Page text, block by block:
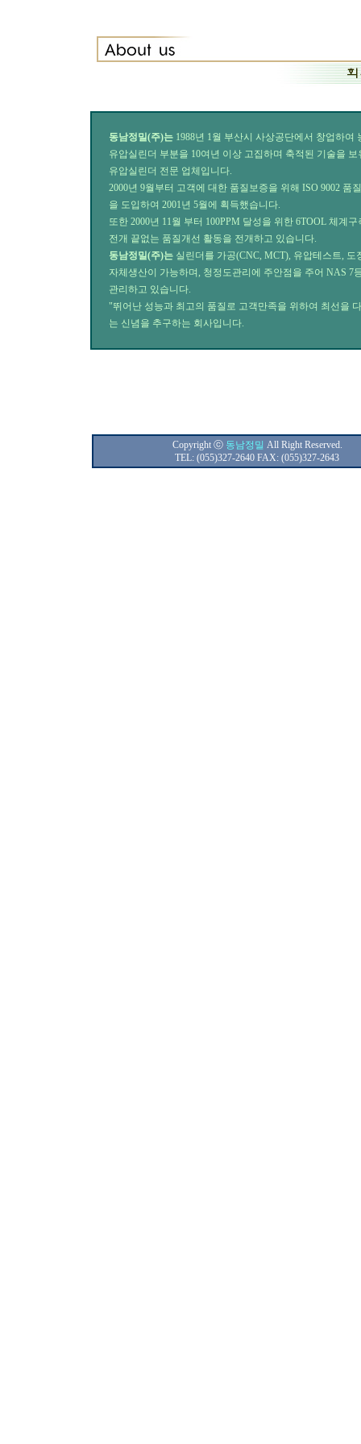
동남정밀(주)는 1988년 1월 부산시 사상공단에서 창업하여
유압실린더 부분을 10여년 이상 고집하며 축적된 기술을 보
유압실린더 전문 업체입니다.
2000년 9월부터 고객에 대한 품질보증을 위해 ISO 9002 품
을 도입하여 2001년 5월에 획득했습니다.
또한 2000년 11월 부터 100PPM 달성을 위한 6TOOL 체계
전개 끝없는 품질개선 활동을 전개하고 있습니다.
동남정밀(주)는 실린더를 가공(CNC, MCT), 유압테스트, 도
자체생산이 가능하며, 청정도관리에 주안점을 주어 NAS 7
관리하고 있습니다.
"뛰어난 성능과 최고의 품질로 고객만족을 위하여 최선을
는 신념을 추구하는 회사입니다.
Copyright ⓒ 동남정밀 All Right Reserved.
TEL: (055)327-2640 FAX: (055)327-2643